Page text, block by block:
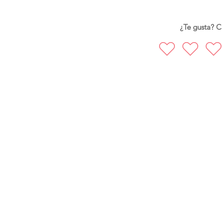
08:00 - 11:00 Mysore
12:00 - 14:00 Taller
¿Te gusta?